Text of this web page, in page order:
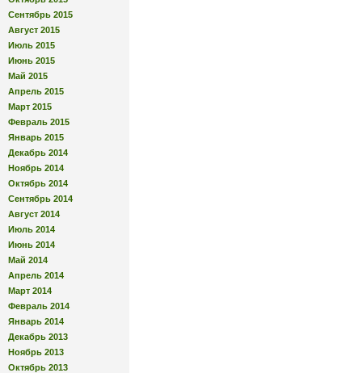
Сентябрь 2015
Август 2015
Июль 2015
Июнь 2015
Май 2015
Апрель 2015
Март 2015
Февраль 2015
Январь 2015
Декабрь 2014
Ноябрь 2014
Октябрь 2014
Сентябрь 2014
Август 2014
Июль 2014
Июнь 2014
Май 2014
Апрель 2014
Март 2014
Февраль 2014
Январь 2014
Декабрь 2013
Ноябрь 2013
Октябрь 2013